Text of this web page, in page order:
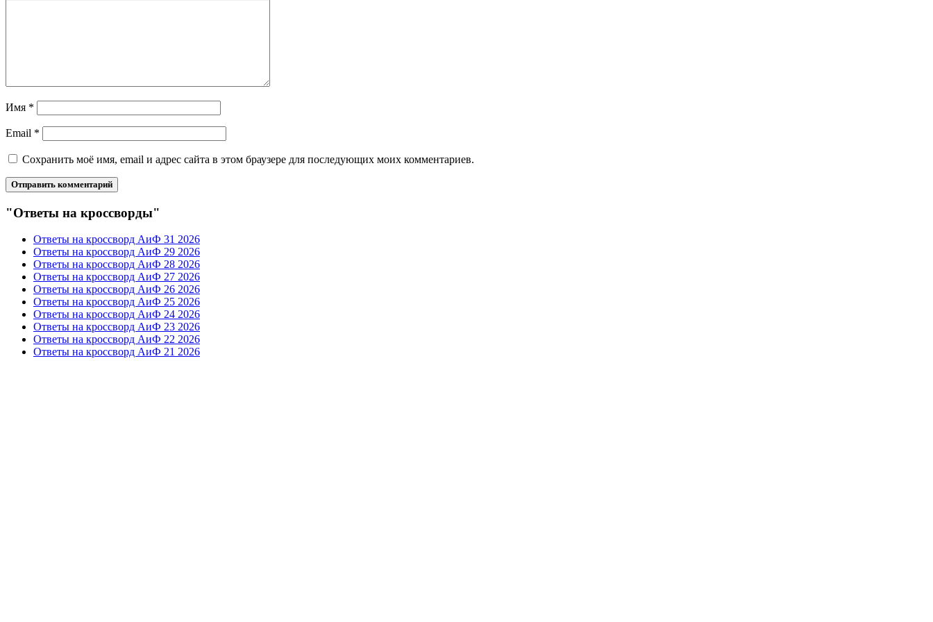
Имя *
Email *
Сохранить моё имя, email и адрес сайта в этом браузере для последующих моих комментариев.
"Ответы на кроссворды"
Ответы на кроссворд АиФ 31 2026
Ответы на кроссворд АиФ 29 2026
Ответы на кроссворд АиФ 28 2026
Ответы на кроссворд АиФ 27 2026
Ответы на кроссворд АиФ 26 2026
Ответы на кроссворд АиФ 25 2026
Ответы на кроссворд АиФ 24 2026
Ответы на кроссворд АиФ 23 2026
Ответы на кроссворд АиФ 22 2026
Ответы на кроссворд АиФ 21 2026